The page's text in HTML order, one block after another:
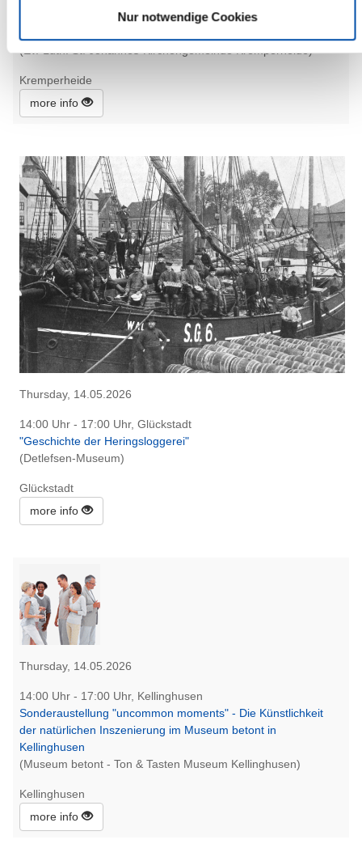
Nur notwendige Cookies
11:00 Uhr, Kremperheide
(Ev.-Luth. St. Johannes-Kirchengemeinde Kremperheide)
Kremperheide
more info
Thursday, 14.05.2026
14:00 Uhr - 17:00 Uhr, Glückstadt
"Geschichte der Heringsloggerei"
(Detlefsen-Museum)
Glückstadt
more info
Thursday, 14.05.2026
14:00 Uhr - 17:00 Uhr, Kellinghusen
Sonderaustellung "uncommon moments" - Die Künstlichkeit
der natürlichen Inszenierung im Museum betont in
Kellinghusen
(Museum betont - Ton & Tasten Museum Kellinghusen)
Kellinghusen
more info